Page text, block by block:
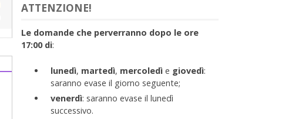
ATTENZIONE!
Le domande che perverranno dopo le ore
17:00 di:
lunedì, martedì, mercoledì e giovedì:
saranno evase il giorno seguente;
venerdì: saranno evase il lunedì
successivo.